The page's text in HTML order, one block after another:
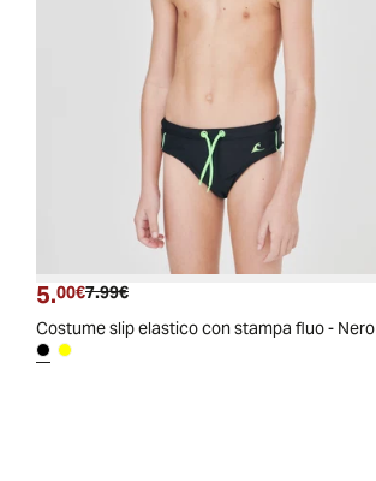
Prezzo attuale
5.00€ Prezzo originale
7.99€
Costume slip elastico con stampa fluo - Nero